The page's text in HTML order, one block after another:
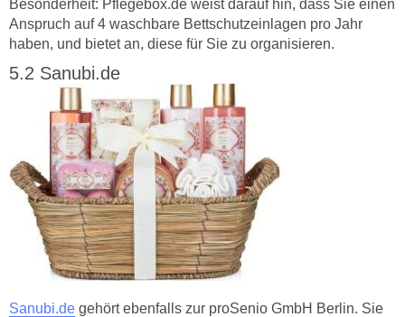
Besonderheit: Pflegebox.de weist darauf hin, dass Sie einen
Anspruch auf 4 waschbare Bettschutzeinlagen pro Jahr
haben, und bietet an, diese für Sie zu organisieren.
Sanubi.de
Sanubi.de gehört ebenfalls zur proSenio GmbH Berlin. Sie